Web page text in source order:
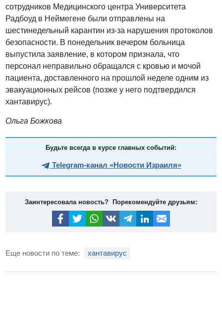
сотрудников Медицинского центра Университета
Радбоуд в Неймегене были отправлены на
шестинедельный карантин из-за нарушения протоколов
безопасности. В понедельник вечером больница
выпустила заявление, в котором признала, что
персонал неправильно обращался с кровью и мочой
пациента, доставленного на прошлой неделе одним из
эвакуационных рейсов (позже у него подтвердился
хантавирус).
Ольга Божкова
Будьте всегда в курсе главных событий:
Telegram-канал «Новости Израиля»
Заинтересовала новость? Порекомендуйте друзьям:
Еще новости по теме: хантавирус